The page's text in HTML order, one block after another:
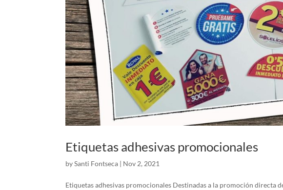
Etiquetas adhesivas promocionales
bySanti Fontseca | Nov 2, 2021
Etiquetas adhesivas promocionales Destinadas a la promoción directa